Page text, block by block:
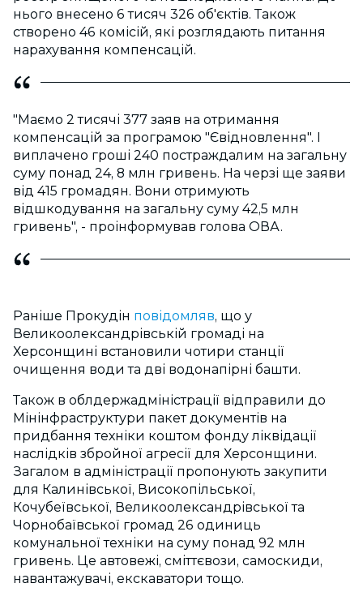
нього внесено 6 тисяч 326 об'єктів. Також
створено 46 комісій, які розглядають питання
нарахування компенсацій.
"Маємо 2 тисячі 377 заяв на отримання
компенсацій за програмою "Євідновлення". І
виплачено гроші 240 постраждалим на загальну
суму понад 24, 8 млн гривень. На черзі ще заяви
від 415 громадян. Вони отримують
відшкодування на загальну суму 42,5 млн
гривень", - проінформував голова ОВА.
Раніше Прокудін повідомляв, що у
Великоолександрівській громаді на
Херсонщині встановили чотири станції
очищення води та дві водонапірні башти.
Також в облдержадміністрації відправили до
Мінінфраструктури пакет документів на
придбання техніки коштом фонду ліквідації
наслідків збройної агресії для Херсонщини.
Загалом в адміністрації пропонують закупити
для Калинівської, Високопільської,
Кочубеївської, Великоолександрівської та
Чорнобаївської громад 26 одиниць
комунальної техніки на суму понад 92 млн
гривень. Це автовежі, сміттєвози, самоскиди,
навантажувачі, екскаватори тощо.